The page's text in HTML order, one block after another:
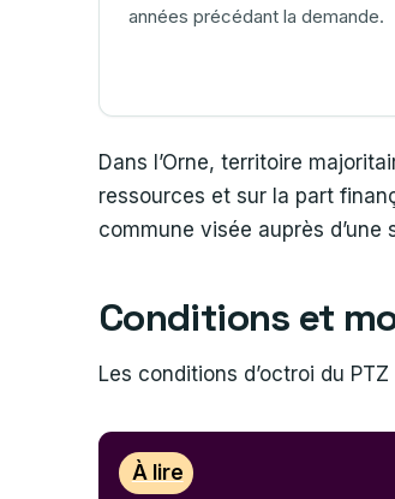
années précédant la demande.
Dans l’Orne, territoire
ressources et sur la part
commune visée auprès d’une
Conditions et
Les conditions d’octroi du
À lire